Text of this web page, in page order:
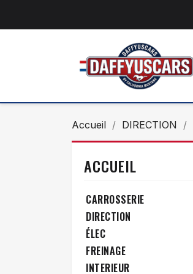
Accueil DIRECTION
ACCUEIL
CARROSSERIE
DIRECTION
ÉLEC
FREINAGE
INTERIEUR